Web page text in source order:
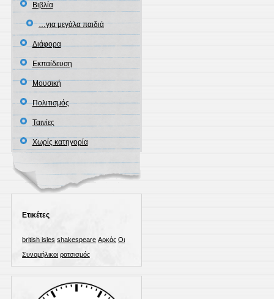
Βιβλία
…για μεγάλα παιδιά
Διάφορα
Εκπαίδευση
Μουσική
Πολιτισμός
Ταινίες
Χωρίς κατηγορία
Ετικέτες
british isles shakespeare Αρκάς Οι
Συνομήλικοι ρατσισμός